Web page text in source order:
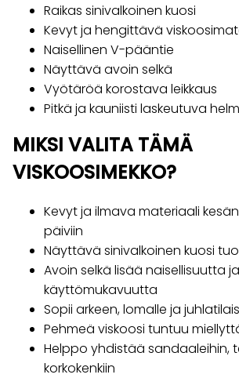
Raikas sinivalkoinen kuosi
Kevyt ja hengittävä
Naisellinen V-pääntie
Näyttävä avoin selkä
Vyötäröä korostava leikkaus
Pitkä ja kauniisti laskeutuva
MIKSI VALITA TÄMÄ
VISKOOSIMEKKO?
Kevyt ja ilmava materiaali
päiviin
Näyttävä sinivalkoinen kuosi
Avoin selkä lisää naisellisuutta ja
käyttömukavuutta
Sopii arkeen, lomalle ja
Pehmeä viskoosi tuntuu
Helppo yhdistää sandaaleihin,
korkokenkiin